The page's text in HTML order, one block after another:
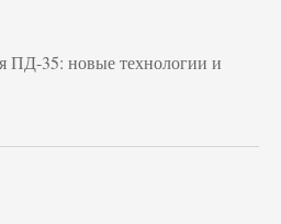
ПД-35: новые технологии и